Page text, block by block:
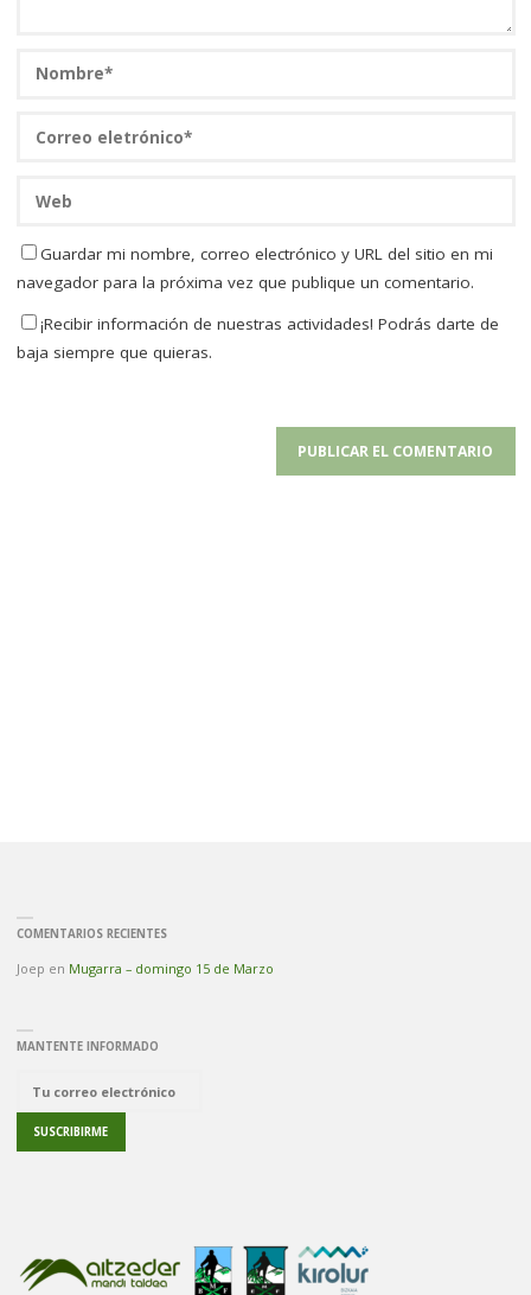
Guardar mi nombre, correo electrónico y URL del sitio en mi
navegador para la próxima vez que publique un comentario.
¡Recibir información de nuestras actividades! Podrás darte de
baja siempre que quieras.
COMENTARIOS RECIENTES
Joep en Mugarra – domingo 15 de Marzo
MANTENTE INFORMADO